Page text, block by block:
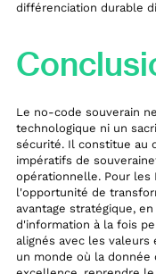
différenciation durable
Le no-code souverain
technologique ni un
sécurité. Il constitue au
impératifs de
opérationnelle. Pour les
l'opportunité de
avantage stratégique,
d'information à la fois
alignés avec les valeurs
un monde où la